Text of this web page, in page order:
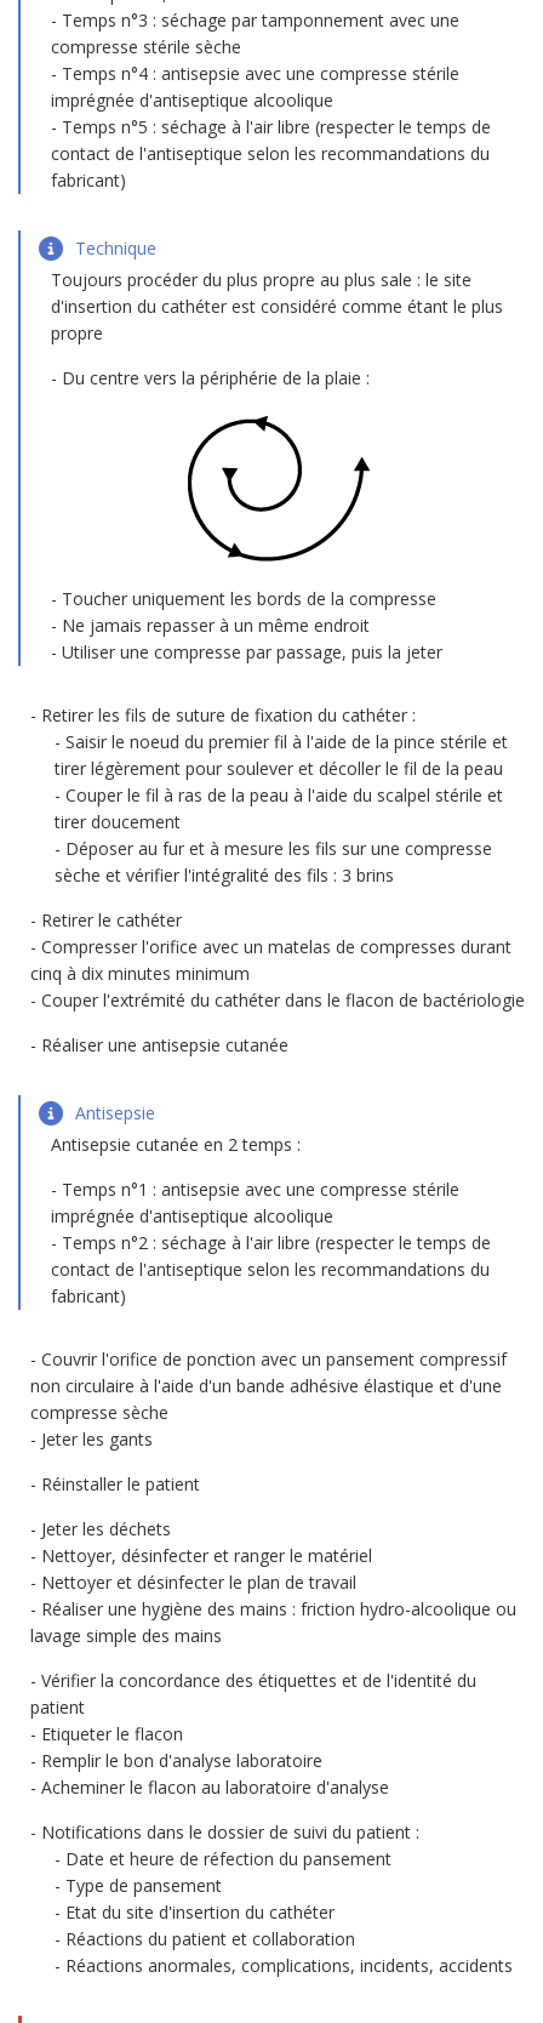
Temps n°3 : séchage par tamponnement avec une
compresse stérile sèche
Temps n°4 : antisepsie avec une compresse stérile
imprégnée d'antiseptique alcoolique
Temps n°5 : séchage à l'air libre (respecter le temps de
contact de l'antiseptique selon les recommandations du
fabricant)
Technique
Toujours procéder du plus propre au plus sale : le site
d'insertion du cathéter est considéré comme étant le plus
propre
Du centre vers la périphérie de la plaie :
Toucher uniquement les bords de la compresse
Ne jamais repasser à un même endroit
Utiliser une compresse par passage, puis la jeter
Retirer les fils de suture de fixation du cathéter :
Saisir le noeud du premier fil à l'aide de la pince stérile et
tirer légèrement pour soulever et décoller le fil de la peau
Couper le fil à ras de la peau à l'aide du scalpel stérile et
tirer doucement
Déposer au fur et à mesure les fils sur une compresse
sèche et vérifier l'intégralité des fils : 3 brins
Retirer le cathéter
Compresser l'orifice avec un matelas de compresses durant
cinq à dix minutes minimum
Couper l'extrémité du cathéter dans le flacon de bactériologie
Réaliser une antisepsie cutanée
Antisepsie
Antisepsie cutanée en 2 temps :
Temps n°1 : antisepsie avec une compresse stérile
imprégnée d'antiseptique alcoolique
Temps n°2 : séchage à l'air libre (respecter le temps de
contact de l'antiseptique selon les recommandations du
fabricant)
Couvrir l'orifice de ponction avec un pansement compressif
non circulaire à l'aide d'un bande adhésive élastique et d'une
compresse sèche
Jeter les gants
Réinstaller le patient
Jeter les déchets
Nettoyer, désinfecter et ranger le matériel
Nettoyer et désinfecter le plan de travail
Réaliser une hygiène des mains : friction hydro-alcoolique ou
lavage simple des mains
Vérifier la concordance des étiquettes et de l'identité du
patient
Etiqueter le flacon
Remplir le bon d'analyse laboratoire
Acheminer le flacon au laboratoire d'analyse
Notifications dans le dossier de suivi du patient :
Date et heure de réfection du pansement
Type de pansement
Etat du site d'insertion du cathéter
Réactions du patient et collaboration
Réactions anormales, complications, incidents, accidents